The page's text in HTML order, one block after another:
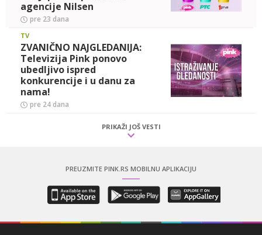
agencije Nilsen
pre 23 dana
TV
ZVANIČNO NAJGLEDANIJA:
Televizija Pink ponovo
ubedljivo ispred
konkurencije i u danu za
nama!
pre 24 dana
PRIKAŽI JOŠ VESTI
PREUZMITE PINK.RS MOBILNU APLIKACIJU